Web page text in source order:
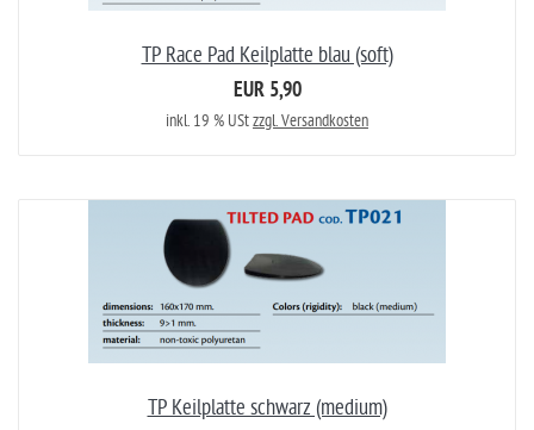
TP Race Pad Keilplatte blau (soft)
EUR 5,90
inkl. 19 % UStzzgl. Versandkosten
TP Keilplatte schwarz (medium)